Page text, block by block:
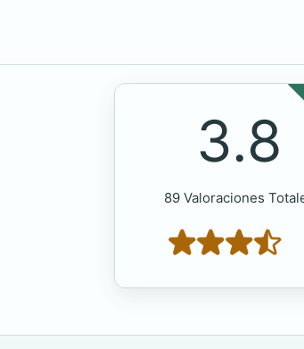
3.8
89 Valoraciones